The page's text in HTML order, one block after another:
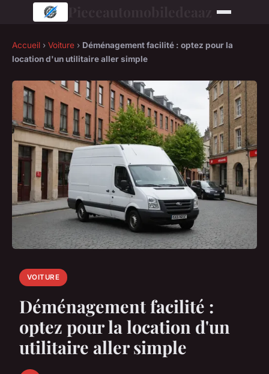
Accueil › Voiture › Déménagement facilité : optez pour la
location d'un utilitaire aller simple
VOITURE
Déménagement facilité :
optez pour la location d'un
utilitaire aller simple